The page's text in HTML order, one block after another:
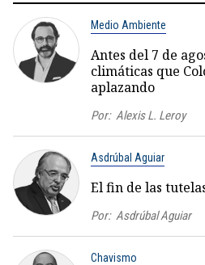
Medio Ambiente
Antes del 7 de
climáticas que
aplazando
Por: Alexis L. Leroy
Asdrúbal Aguiar
El fin de las
Por: Asdrúbal Aguiar
Chavismo